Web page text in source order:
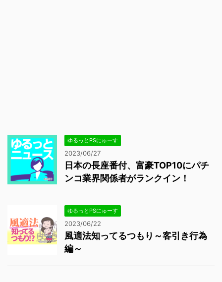
ゆるっとPSにゅーす
2023/06/27
日本の長座番付、富豪TOP10にパチ
ンコ業界関係者がランクイン！
ゆるっとPSにゅーす
2023/06/22
風適法知ってるつもり～客引き行為
編～